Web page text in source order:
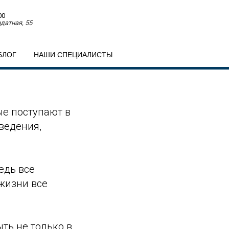
55
НАШИ СПЕЦИАЛИСТЫ
поступают в
все
все
не только в